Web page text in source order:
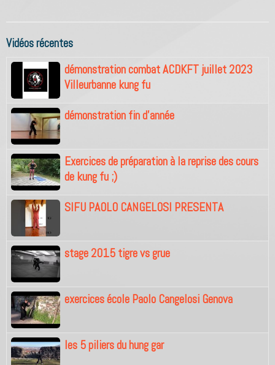
Vidéos récentes
démonstration combat ACDKFT juillet 2023
Villeurbanne kung fu
démonstration fin d'année
Exercices de préparation à la reprise des cours
de kung fu ;)
SIFU PAOLO CANGELOSI PRESENTA
stage 2015 tigre vs grue
exercices école Paolo Cangelosi Genova
les 5 piliers du hung gar